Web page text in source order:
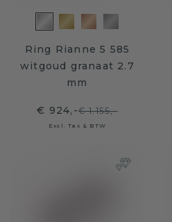
Ring Rianne 5 585
witgoud granaat 2.7
mm
€ 924,-€ 1.155,-
Excl. Tax & BTW